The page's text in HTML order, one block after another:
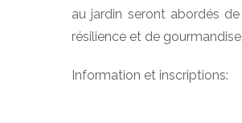
au jardin seront abordés
résilience et de gourmandise.
Information et inscriptions: